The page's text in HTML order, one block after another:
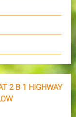
2 В 1 HIGHWAY